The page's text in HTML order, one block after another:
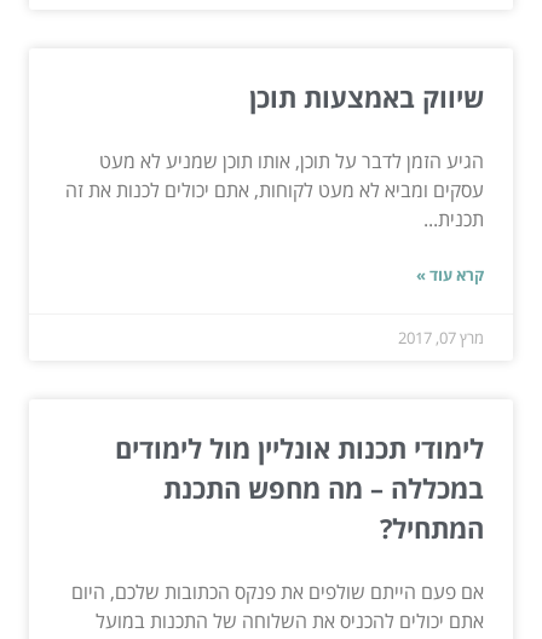
שיווק באמצעות תוכן
הגיע הזמן לדבר על תוכן, אותו תוכן שמניע לא מעט
עסקים ומביא לא מעט לקוחות, אתם יכולים לכנות את זה
תכנית...
קרא עוד »
מרץ 07, 2017
לימודי תכנות אונליין מול לימודים
במכללה – מה מחפש התכנת
המתחיל?
אם פעם הייתם שולפים את פנקס הכתובות שלכם, היום
אתם יכולים להכניס את השלוחה של התכנות במועל